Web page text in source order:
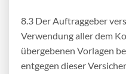
8.3 Der Auftraggeber
Verwendung aller dem
übergebenen Vorlagen
entgegen dieser